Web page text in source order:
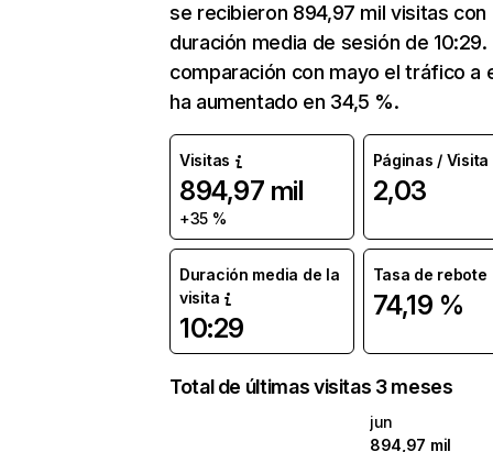
se recibieron 894,97 mil visitas con
duración media de sesión de 10:29.
comparación con mayo el tráfico a
ha aumentado en 34,5 %.
Visitas
894,97 mil
+35 %
Páginas / Visita
2,03
Duración media de la
visita
10:29
Tasa de rebote
74,19 %
Total de últimas visitas 3 meses
jun
894,97 mil